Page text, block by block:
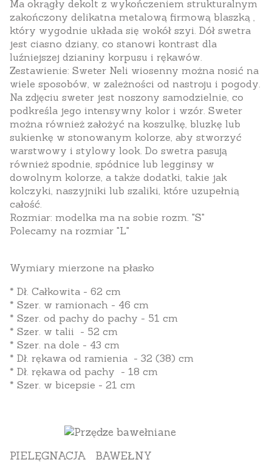
Ma okrągły dekolt z wykończeniem strukturalnym
zakończony delikatna metalową firmową blaszką ,
który wygodnie układa się wokół szyi. Dół swetra
jest ciasno dziany, co stanowi kontrast dla
luźniejszej dzianiny korpusu i rękawów.
Zestawienie: Sweter Neli wiosenny można nosić na
wiele sposobów, w zależności od nastroju i pogody.
Na zdjęciu sweter jest noszony samodzielnie, co
podkreśla jego intensywny kolor i wzór. Sweter
można również założyć na koszulkę, bluzkę lub
sukienkę w stonowanym kolorze, aby stworzyć
warstwowy i stylowy look. Do swetra pasują
również spodnie, spódnice lub legginsy w
dowolnym kolorze, a także dodatki, takie jak
kolczyki, naszyjniki lub szaliki, które uzupełnią
całość.
Rozmiar: modelka ma na sobie rozm. "S"
Polecamy na rozmiar "L"
Wymiary mierzone na płasko
* Dł. Całkowita - 62 cm
* Szer. w ramionach - 46 cm
* Szer. od pachy do pachy - 51 cm
* Szer. w talii - 52 cm
* Szer. na dole - 43 cm
* Dł. rękawa od ramienia - 32 (38) cm
* Dł. rękawa od pachy - 18 cm
* Szer. w bicepsie - 21 cm
PIELĘGNACJA BAWEŁNY